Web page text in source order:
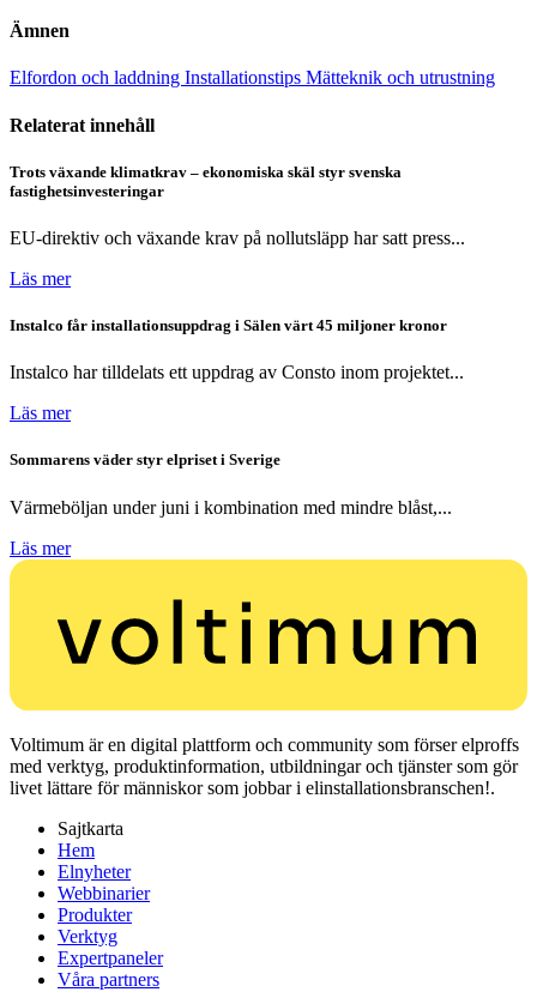
Ämnen
Elfordon och laddning Installationstips Mätteknik och utrustning
Relaterat innehåll
Trots växande klimatkrav – ekonomiska skäl styr svenska
fastighetsinvesteringar
EU-direktiv och växande krav på nollutsläpp har satt press...
Läs mer
Instalco får installationsuppdrag i Sälen värt 45 miljoner kronor
Instalco har tilldelats ett uppdrag av Consto inom projektet...
Läs mer
Sommarens väder styr elpriset i Sverige
Värmeböljan under juni i kombination med mindre blåst,...
Läs mer
Voltimum är en digital plattform och community som förser elproffs
med verktyg, produktinformation, utbildningar och tjänster som gör
livet lättare för människor som jobbar i elinstallationsbranschen!.
Sajtkarta
Hem
Elnyheter
Webbinarier
Produkter
Verktyg
Expertpaneler
Våra partners